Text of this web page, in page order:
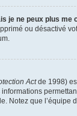
je ne peux plus me
ou désactivé
Actde 1998)
Notez que l’équipe